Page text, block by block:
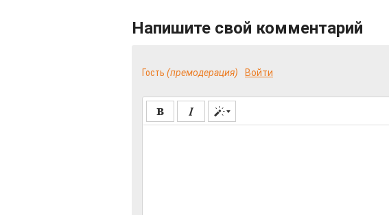
Напишите свой комментарий
Гость (премодерация) Войти